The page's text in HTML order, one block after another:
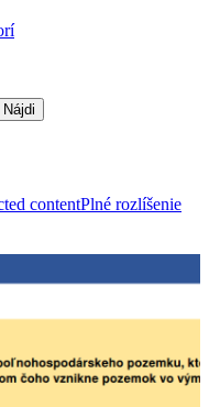
contentPlné rozlíšenie